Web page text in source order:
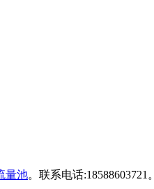
量池。联系电话:18588603721。